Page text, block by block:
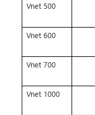
Vnet 500
Vnet 600
Vnet 700
Vnet 1000